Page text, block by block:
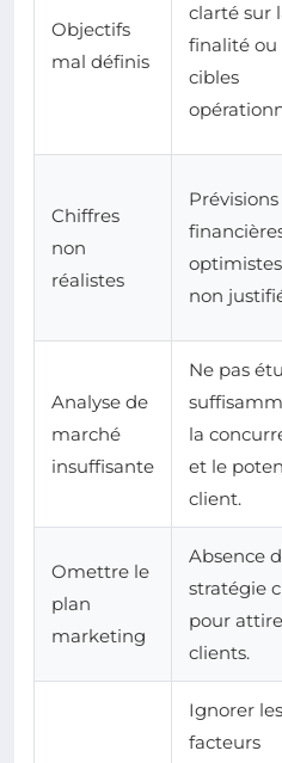
Objectifs
mal définis
clarté sur
finalité ou
cibles
Chiffres
non
réalistes
Prévisions
non
Analyse de
marché
insuffisante
Ne pas
la
et le
client.
Omettre le
plan
marketing
Absence
stratégie
pour
clients.
Ignorer les
facteurs